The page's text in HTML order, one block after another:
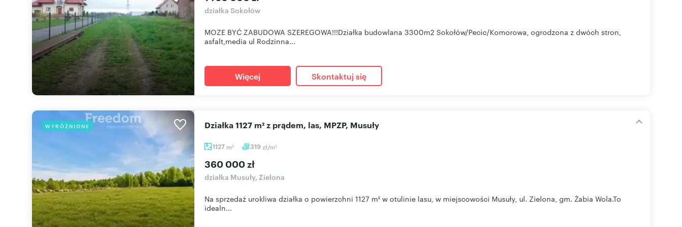
działka Sokołów
MOZE BYĆ ZABUDOWA SZEREGOWA!!!Działka budowlana 3300m2 Sokołów/Pecic/Komorowa, ogrodzona z dwóch stron,
asfalt,media ul Rodzinna...
Więcej Skontaktuj się
WYRÓŻNIONE
1127 m2 319zł/m2
Działka 1127 m² z prądem, las, MPZP, Musuły
360 000 zł
działka Musuły, Zielona
Na sprzedaż urokliwa działka o powierzchni 1127 m² w otulinie lasu, w miejscowości Musuły, ul. Zielona, gm. Żabia Wola.To
idealn...